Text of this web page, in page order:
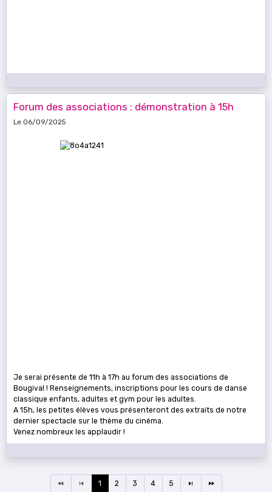
Forum des associations : démonstration à 15h
Le 06/09/2025
Je serai présente de 11h à 17h au forum des associations de
Bougival ! Renseignements, inscriptions pour les cours de danse
classique enfants, adultes et gym pour les adultes.
A 15h, les petites élèves vous présenteront des extraits de notre
dernier spectacle sur le thème du cinéma.
Venez nombreux les applaudir !
1 2 3 4 5